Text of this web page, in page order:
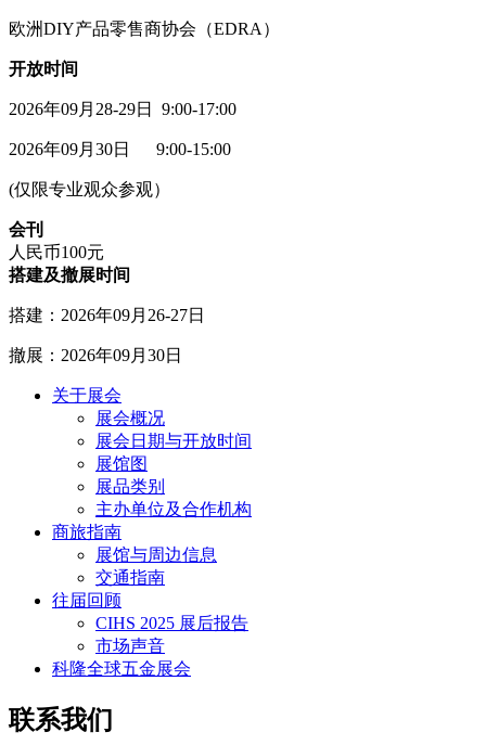
欧洲DIY产品零售商协会（EDRA）
开放时间
2026年09月28-29日 9:00-17:00
2026年09月30日 9:00-15:00
(仅限专业观众参观）
会刊
人民币100元
搭建及撤展时间
搭建：2026年09月26-27日
撤展：2026年09月30日
关于展会
展会概况
展会日期与开放时间
展馆图
展品类别
主办单位及合作机构
商旅指南
展馆与周边信息
交通指南
往届回顾
CIHS 2025 展后报告
市场声音
科隆全球五金展会
联系我们